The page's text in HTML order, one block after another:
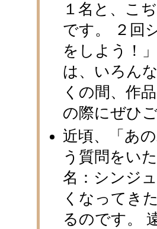
１名と、こ
です。 ２回
をしよう！
は、いろん
くの間、作
の際にぜひ
近頃、「あ
う質問をい
名：シンジ
くなってき
るのです。